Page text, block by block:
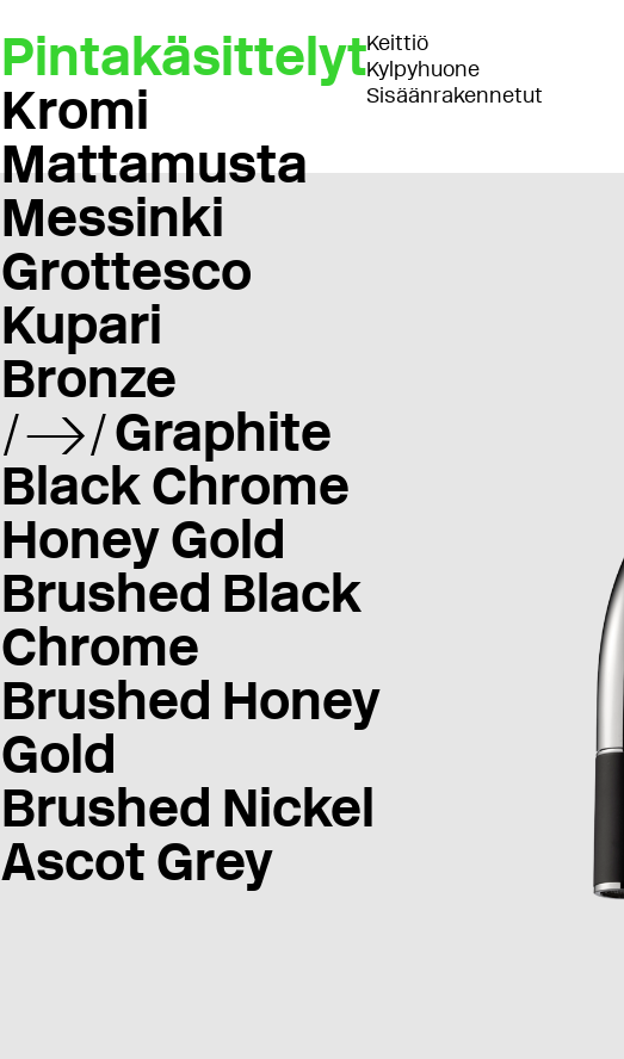
Pintakäsittelyt
Kromi
Mattamusta
Messinki
Grottesco
Kupari
Bronze
Graphite
Black Chrome
Honey Gold
Brushed Black
Chrome
Brushed Honey
Gold
Brushed Nickel
Ascot Grey
Keittiö
Kylpyhuone
Sisäänrakennetut